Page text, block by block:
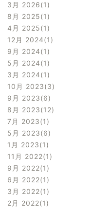
3月 2026 1
8月 2025 1
4月 2025 1
12月 2024 1
9月 2024 1
5月 2024 1
3月 2024 1
10月 2023 3
9月 2023 6
8月 2023 12
7月 2023 1
5月 2023 6
1月 2023 1
11月 2022 1
9月 2022 1
6月 2022 1
3月 2022 1
2月 2022 1